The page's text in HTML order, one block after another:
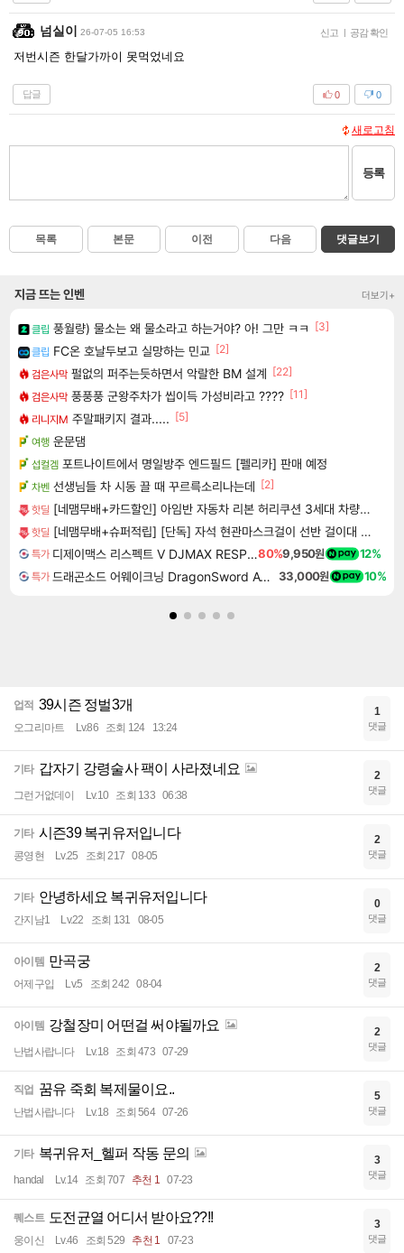
넘실이 26-07-05 16:53 신고 | 공감 확인
저번시즌 한달가까이 못먹었네요
답글 0
0
새로고침
등록
목록 본문 이전 다음 댓글보기
지금 뜨는 인벤 더보기+
클립 풍월량) 물소는 왜 물소라고 하는거야? 아! 그만 ㅋㅋ
[3]
클립 FC온 호날두보고 실망하는 민교 [2]
검은사막 펄없의 퍼주는듯하면서 악랄한 BM 설계 [22]
검은사막 풍풍풍 군왕주차가 씹이득 가성비라고 ???? [11]
리니지M 주말패키지 결과..... [5]
여행 운문댐
섭컬겜 포트나이트에서 명일방주 엔드필드 [펠리카] 판매 예정
차벤 선생님들 차 시동 끌 때 꾸르륵소리나는데 [2]
핫딜 [네맴무배+카드할인] 아임반 자동차 리본 허리쿠션 3세대 차량용 등받이 시트 요추 등쿠션
핫딜 [네맴무배+슈퍼적립] [단독] 자석 현관마스크걸이 선반 걸이대 냉장고 현관문 열쇠 차키 접착식후크 모자걸이
특가 디제이맥스 리스펙트 V DJMAX RESPECT V80%9,950원 12%
특가 드래곤소드 어웨이크닝 DragonSword Awakening 33,000원 10%
업적 39시즌 정벌3개
오그리마트 Lv.86 조회 124 13:24
1
댓글
기타 갑자기 강령술사 팩이 사라졌네요
그런거없데이 Lv.10 조회 133 06:38
2
댓글
기타 시즌39 복귀유저입니다
콩영현 Lv.25 조회 217 08-05
2
댓글
기타 안녕하세요 복귀유저입니다
간지남1 Lv.22 조회 131 08-05
0
댓글
아이템 만곡궁
어제구입 Lv.5 조회 242 08-04
2
댓글
아이템 강철장미 어떤걸 써야될까요
난법사랍니다 Lv.18 조회 473 07-29
2
댓글
직업 꿈유 죽회 복제물이요..
난법사랍니다 Lv.18 조회 564 07-26
5
댓글
기타 복귀유저_헬퍼 작동 문의
handal Lv.14 조회 707 추천 1 07-23
3
댓글
퀘스트 도전균열 어디서 받아요??!!
웅이신 Lv.46 조회 529 추천 1 07-23
3
댓글